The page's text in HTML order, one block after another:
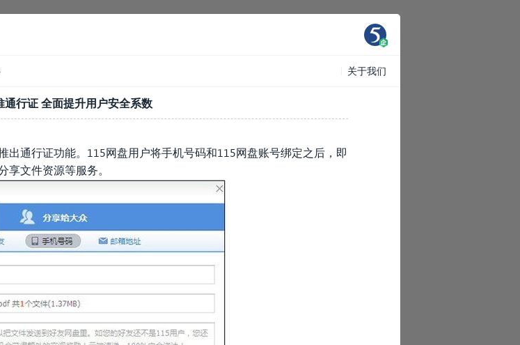
关于我们
通行证 全面提升用户安全系数
出通行证功能。115网盘用户将手机号码和115网盘账号绑定之后，即
文件资源等服务。